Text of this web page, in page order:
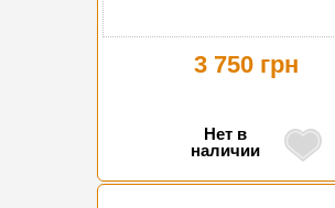
3 750 грн
Нет в
наличии